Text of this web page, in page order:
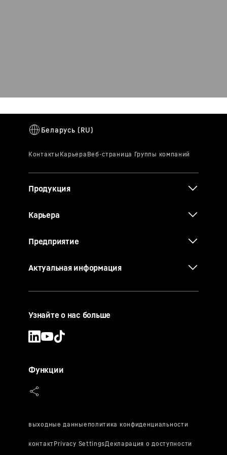
Продукция
Карьера
Предприятие
Актуальная информация
Узнайте о нас больше
Функции